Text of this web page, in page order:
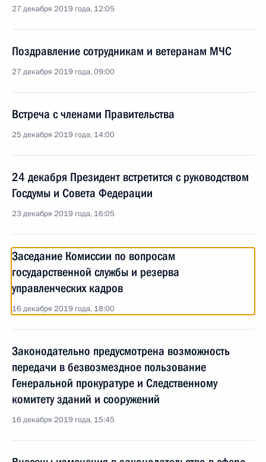
27 декабря 2019 года, 12:05
Поздравление сотрудникам и ветеранам МЧС
27 декабря 2019 года, 09:00
Встреча с членами Правительства
25 декабря 2019 года, 14:00
24 декабря Президент встретится с руководством
Госдумы и Совета Федерации
23 декабря 2019 года, 16:05
Заседание Комиссии по вопросам
государственной службы и резерва
управленческих кадров
16 декабря 2019 года, 18:00
Законодательно предусмотрена возможность
передачи в безвозмездное пользование
Генеральной прокуратуре и Следственному
комитету зданий и сооружений
16 декабря 2019 года, 15:45